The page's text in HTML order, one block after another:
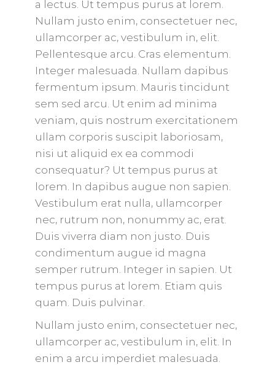
a lectus. Ut tempus purus at lorem.
Nullam justo enim, consectetuer nec,
ullamcorper ac, vestibulum in, elit.
Pellentesque arcu. Cras elementum.
Integer malesuada. Nullam dapibus
fermentum ipsum. Mauris tincidunt
sem sed arcu. Ut enim ad minima
veniam, quis nostrum exercitationem
ullam corporis suscipit laboriosam,
nisi ut aliquid ex ea commodi
consequatur? Ut tempus purus at
lorem. In dapibus augue non sapien.
Vestibulum erat nulla, ullamcorper
nec, rutrum non, nonummy ac, erat.
Duis viverra diam non justo. Duis
condimentum augue id magna
semper rutrum. Integer in sapien. Ut
tempus purus at lorem. Etiam quis
quam. Duis pulvinar.
Nullam justo enim, consectetuer nec,
ullamcorper ac, vestibulum in, elit. In
enim a arcu imperdiet malesuada.